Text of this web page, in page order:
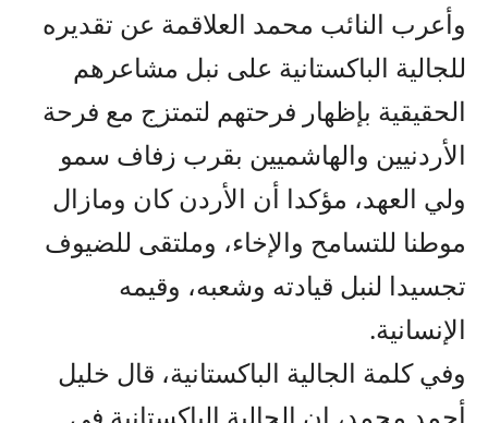
وأعرب النائب محمد العلاقمة عن تقديره
للجالية الباكستانية على نبل مشاعرهم
الحقيقية بإظهار فرحتهم لتمتزج مع فرحة
الأردنيين والهاشميين بقرب زفاف سمو
ولي العهد، مؤكدا أن الأردن كان ومازال
موطنا للتسامح والإخاء، وملتقى للضيوف
تجسيدا لنبل قيادته وشعبه، وقيمه
الإنسانية.
وفي كلمة الجالية الباكستانية، قال خليل